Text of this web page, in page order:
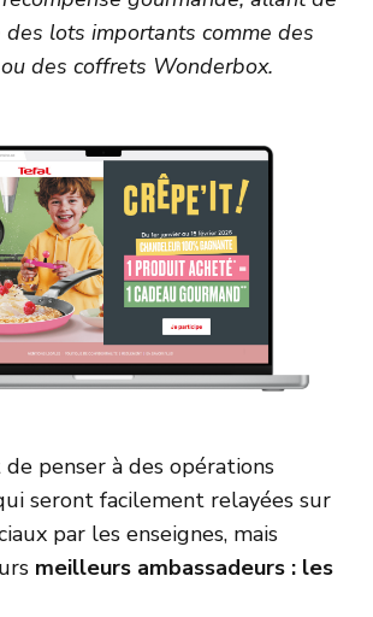
des lots importants comme des
des coffrets Wonderbox.
penser à des opérations
seront facilement relayées sur
par les enseignes, mais
meilleurs ambassadeurs : les